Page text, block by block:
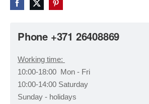
Phone +371 26408869
Working time:
10:00-18:00 Mon - Fri
10:00-14:00 Saturday
Sunday - holidays